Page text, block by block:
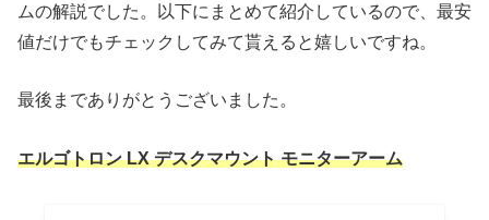
ムの解説でした。以下にまとめて紹介しているので、最安
値だけでもチェックしてみて貰えると嬉しいですね。
最後までありがとうございました。
エルゴトロン LX デスクマウント モニターアーム